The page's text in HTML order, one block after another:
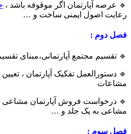
🔹 عرصه آپارتمان اگر موقوفه باشد ،
رعایت اصول ایمنی ساخت و …
فصل دوم :
🔹 تقسیم مجتمع آپارتمانی،مبنای
🔹 دستورالعمل تفکیک آپارتمان ،
مشاعات
🔹 درخواست فروش آپارتمان مشاعی ،
مشاعی به یک جلد و …
فصل سوم :